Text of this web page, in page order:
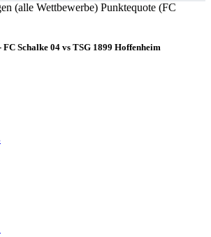
(alle Wettbewerbe) Punktequote (FC
Schalke 04 vs TSG 1899 Hoffenheim